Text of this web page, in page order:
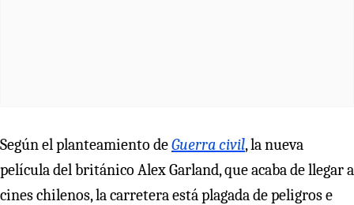
Según el planteamiento deGuerra civil, la nueva
película del británico Alex Garland, que acaba de llegar a
cines chilenos, la carretera está plagada de peligros e